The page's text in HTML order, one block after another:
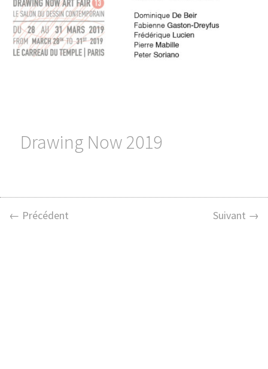
Drawing Now 2019
← Précédent Suivant →